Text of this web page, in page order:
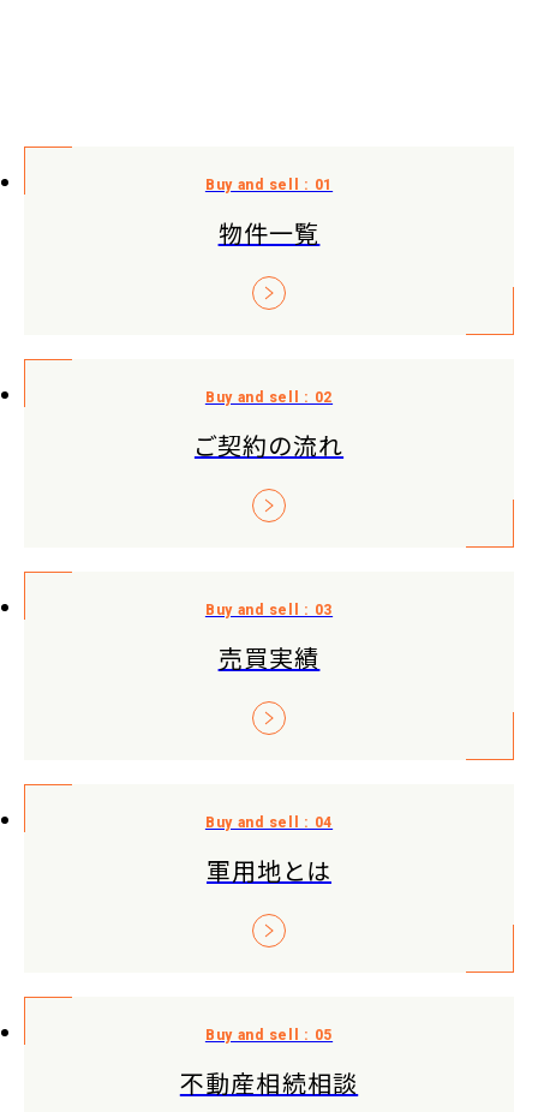
物件一覧
ご契約の流れ
売買実績
軍用地とは
不動産相続相談